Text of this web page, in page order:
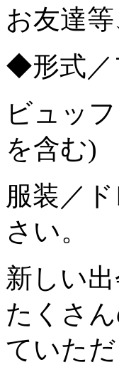
お友達
◆形式／
ビュッ
を含む)
服装／
さい。
新しい
たくさ
ていた